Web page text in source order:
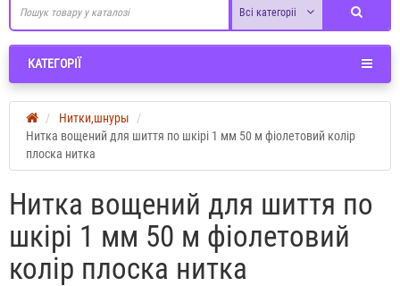
Всі категоріі
КАТЕГОРІЇ
Нитки,шнуры
Нитка вощений для шиття по шкірі 1 мм 50 м фіолетовий колір
плоска нитка
Нитка вощений для шиття по
шкірі 1 мм 50 м фіолетовий
колір плоска нитка